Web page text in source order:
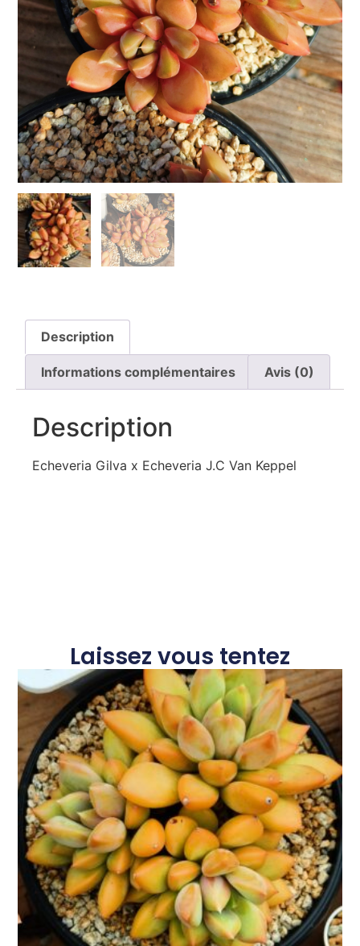
Description
Informations complémentaires Avis (0)
Description
Echeveria Gilva x Echeveria J.C Van Keppel
Laissez vous tentez